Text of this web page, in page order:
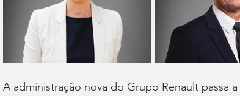
A administração nova do Grupo Renault passa